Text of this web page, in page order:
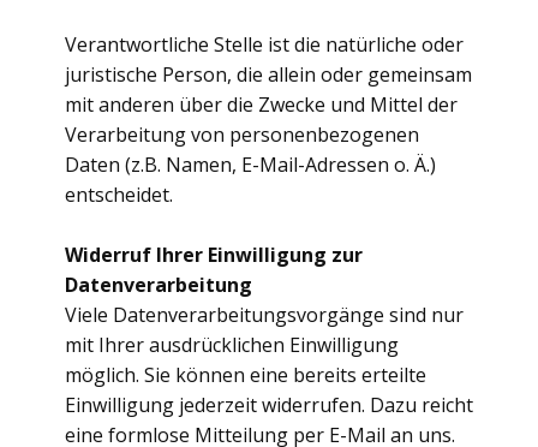
Verantwortliche Stelle ist die natürliche oder
juristische Person, die allein oder gemeinsam
mit anderen über die Zwecke und Mittel der
Verarbeitung von personenbezogenen
Daten (z.B. Namen, E-Mail-Adressen o. Ä.)
entscheidet.
Widerruf Ihrer Einwilligung zur
Datenverarbeitung
Viele Datenverarbeitungsvorgänge sind nur
mit Ihrer ausdrücklichen Einwilligung
möglich. Sie können eine bereits erteilte
Einwilligung jederzeit widerrufen. Dazu reicht
eine formlose Mitteilung per E-Mail an uns.